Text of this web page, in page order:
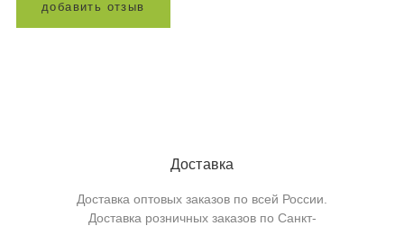
добавит ь отз ыв
Доставка
Доставка оптовых заказов по всей России.
Доставка розничных заказов по Санкт-